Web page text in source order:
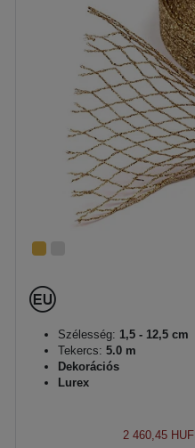
Szélesség: 1,5 - 12,5 cm
Tekercs: 5.0 m
Dekorációs
Lurex
2 460,45 HUF